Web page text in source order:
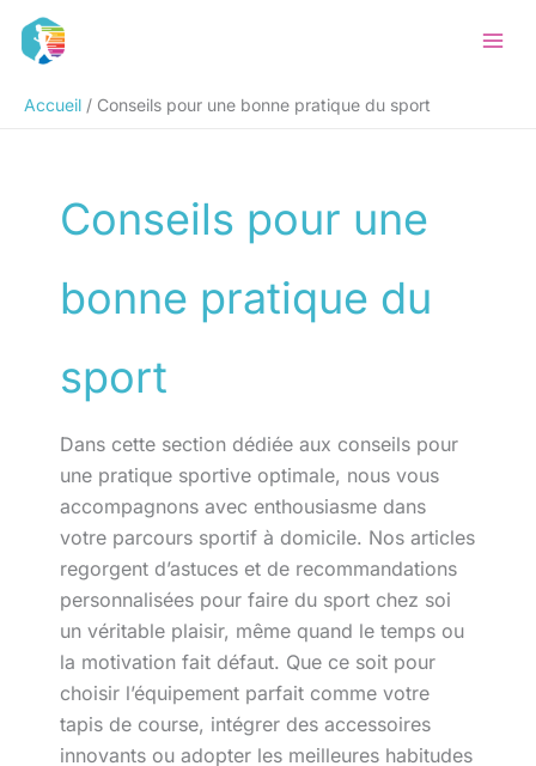
Accueil
Conseils pour une bonne pratique du sport
Conseils pour une
bonne pratique du
sport
Dans cette section dédiée aux conseils pour
une pratique sportive optimale, nous vous
accompagnons avec enthousiasme dans
votre parcours sportif à domicile. Nos articles
regorgent d’astuces et de recommandations
personnalisées pour faire du sport chez soi
un véritable plaisir, même quand le temps ou
la motivation fait défaut. Que ce soit pour
choisir l’équipement parfait comme votre
tapis de course, intégrer des accessoires
innovants ou adopter les meilleures habitudes
Rechercher